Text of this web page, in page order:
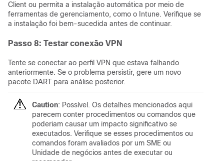
Client ou permita a instalação automática por meio de
ferramentas de gerenciamento, como o Intune. Verifique se
a instalação foi bem-sucedida antes de continuar.
Passo 8: Testar conexão VPN
Tente se conectar ao perfil VPN que estava falhando
anteriormente. Se o problema persistir, gere um novo
pacote DART para análise posterior.
Caution: Possível. Os detalhes mencionados aqui
parecem conter procedimentos ou comandos que
poderiam causar um impacto significativo se
executados. Verifique se esses procedimentos ou
comandos foram avaliados por um SME ou
Unidade de negócios antes de executar ou